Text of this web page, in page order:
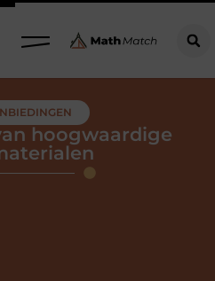
hoogwaardige